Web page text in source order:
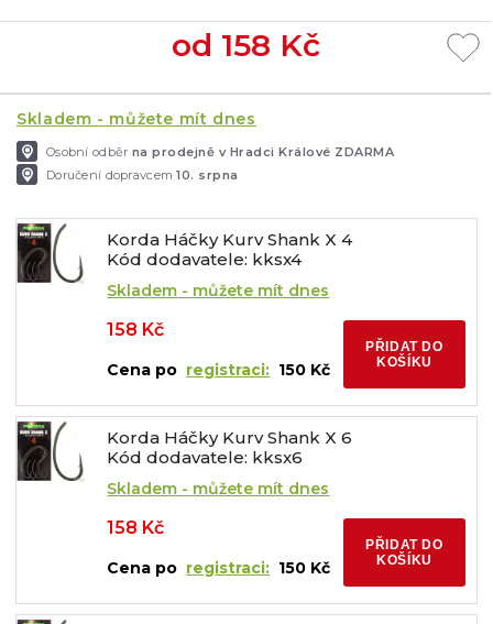
od 158 Kč
Skladem - můžete mít dnes
Osobní odběr na prodejně v Hradci Králové ZDARMA
Doručení dopravcem10. srpna
Korda Háčky Kurv Shank X 4
Kód dodavatele: kksx4
Skladem - můžete mít dnes
158 Kč
Cena po registraci: 150 Kč
PŘIDAT DO
KOŠÍKU
Korda Háčky Kurv Shank X 6
Kód dodavatele: kksx6
Skladem - můžete mít dnes
158 Kč
Cena po registraci: 150 Kč
PŘIDAT DO
KOŠÍKU